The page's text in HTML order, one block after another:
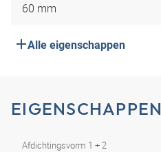
60 mm
Alle eigenschappen
EIGENSCHAPPEN
Afdichtingsvorm 1 + 2